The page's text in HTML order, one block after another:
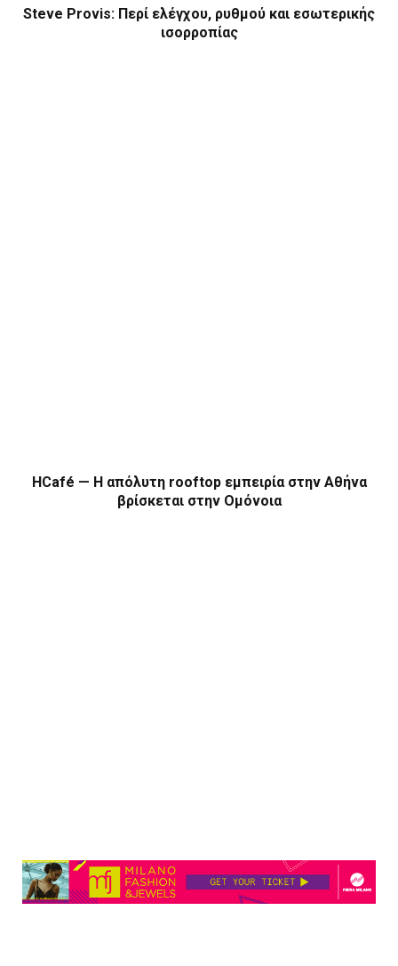
Steve Provis: Περί ελέγχου, ρυθμού και εσωτερικής
ισορροπίας
HCafé — Η απόλυτη rooftop εμπειρία στην Αθήνα
βρίσκεται στην Ομόνοια